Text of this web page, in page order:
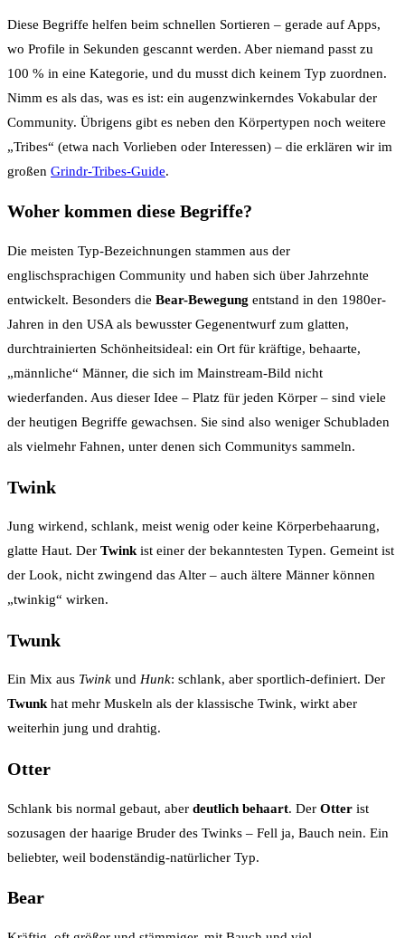
Diese Begriffe helfen beim schnellen Sortieren – gerade auf Apps,
wo Profile in Sekunden gescannt werden. Aber niemand passt zu
100 % in eine Kategorie, und du musst dich keinem Typ zuordnen.
Nimm es als das, was es ist: ein augenzwinkerndes Vokabular der
Community. Übrigens gibt es neben den Körpertypen noch weitere
„Tribes“ (etwa nach Vorlieben oder Interessen) – die erklären wir im
großen Grindr-Tribes-Guide.
Woher kommen diese Begriffe?
Die meisten Typ-Bezeichnungen stammen aus der
englischsprachigen Community und haben sich über Jahrzehnte
entwickelt. Besonders die Bear-Bewegung entstand in den 1980er-
Jahren in den USA als bewusster Gegenentwurf zum glatten,
durchtrainierten Schönheitsideal: ein Ort für kräftige, behaarte,
„männliche“ Männer, die sich im Mainstream-Bild nicht
wiederfanden. Aus dieser Idee – Platz für jeden Körper – sind viele
der heutigen Begriffe gewachsen. Sie sind also weniger Schubladen
als vielmehr Fahnen, unter denen sich Communitys sammeln.
Twink
Jung wirkend, schlank, meist wenig oder keine Körperbehaarung,
glatte Haut. Der Twink ist einer der bekanntesten Typen. Gemeint ist
der Look, nicht zwingend das Alter – auch ältere Männer können
„twinkig“ wirken.
Twunk
Ein Mix aus Twink und Hunk: schlank, aber sportlich-definiert. Der
Twunkhat mehr Muskeln als der klassische Twink, wirkt aber
weiterhin jung und drahtig.
Otter
Schlank bis normal gebaut, aber deutlich behaart. Der Otter ist
sozusagen der haarige Bruder des Twinks – Fell ja, Bauch nein. Ein
beliebter, weil bodenständig-natürlicher Typ.
Bear